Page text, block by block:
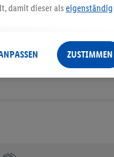
damit dieser als eigenständig
der Lidl-Dienste, Ihr
Geschlecht - sowie Ihre
dem Speichern von
sowie zur technischen
ZUSTIMMEN